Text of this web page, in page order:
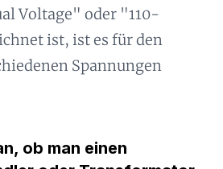
Voltage" oder "110-
ist, ist es für den
Spannungen
ob man einen